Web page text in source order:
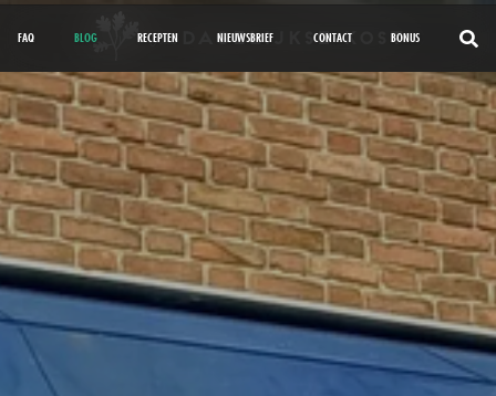
FAQ BLOG RECEPTEN NIEUWSBRIEF CONTACT BONUS